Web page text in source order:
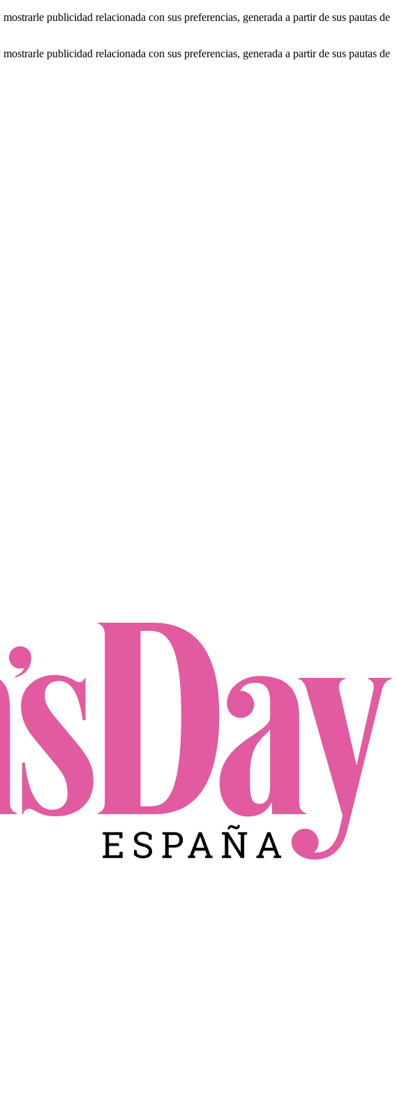
publicidad relacionada con sus preferencias, generada a partir de sus pautas de
publicidad relacionada con sus preferencias, generada a partir de sus pautas de